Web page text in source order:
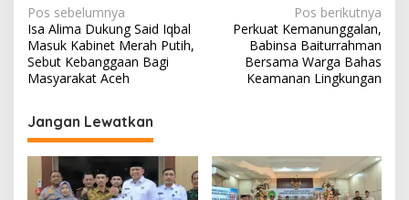
N
a
v
i
g
a
Pos sebelumnya
Isa Alima Dukung Said Iqbal
Masuk Kabinet Merah Putih,
Sebut Kebanggaan Bagi
Masyarakat Aceh
Pos berikutnya
Perkuat Kemanunggalan,
Babinsa Baiturrahman
Bersama Warga Bahas
Keamanan Lingkungan
Jangan Lewatkan